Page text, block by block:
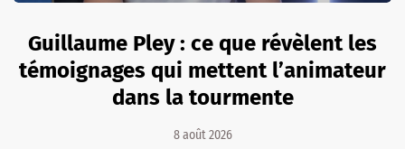
Guillaume Pley : ce que révèlent les
témoignages qui mettent l’animateur
dans la tourmente
8 août 2026